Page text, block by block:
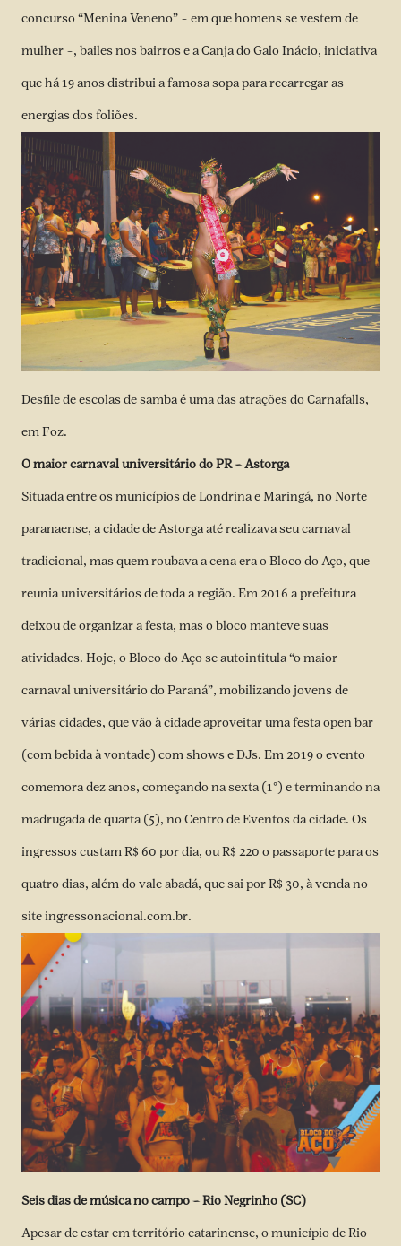
concurso “Menina Veneno” – em que homens se vestem de
mulher –, bailes nos bairros e a Canja do Galo Inácio, iniciativa
que há 19 anos distribui a famosa sopa para recarregar as
energias dos foliões.
Desfile de escolas de samba é uma das atrações do Carnafalls,
em Foz.
O maior carnaval universitário do PR – Astorga
Situada entre os municípios de Londrina e Maringá, no Norte
paranaense, a cidade de Astorga até realizava seu carnaval
tradicional, mas quem roubava a cena era o Bloco do Aço, que
reunia universitários de toda a região. Em 2016 a prefeitura
deixou de organizar a festa, mas o bloco manteve suas
atividades. Hoje, o Bloco do Aço se autointitula “o maior
carnaval universitário do Paraná”, mobilizando jovens de
várias cidades, que vão à cidade aproveitar uma festa open bar
(com bebida à vontade) com shows e DJs. Em 2019 o evento
comemora dez anos, começando na sexta (1°) e terminando na
madrugada de quarta (5), no Centro de Eventos da cidade. Os
ingressos custam R$ 60 por dia, ou R$ 220 o passaporte para os
quatro dias, além do vale abadá, que sai por R$ 30, à venda no
site ingressonacional.com.br.
Seis dias de música no campo – Rio Negrinho (SC)
Apesar de estar em território catarinense, o município de Rio